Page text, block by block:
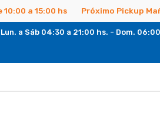
a 15:00 hs Próximo Pickup
Lun. a Sáb 04:30 a 21:00 hs. - Dom.